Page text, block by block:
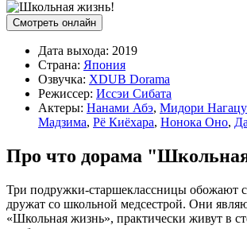
Смотреть онлайн
Дата выхода: 2019
Страна: Япония
Озвучка: XDUB Dorama
Режиссер: Иссэи Сибата
Актеры: Нанами Абэ, Мидори
Мадзима, Рё Киёхара, Нонока Оно,
Про что дорама
Три подружки-старшеклассницы обожают
дружат со школьной медсестрой. Они
«Школьная жизнь», практически живут в